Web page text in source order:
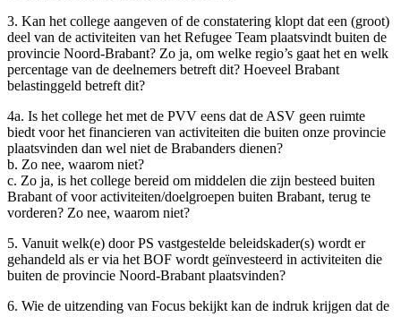
3. Kan het college aangeven of de constatering klopt dat een (groot)
deel van de activiteiten van het Refugee Team plaatsvindt buiten de
provincie Noord-Brabant? Zo ja, om welke regio’s gaat het en welk
percentage van de deelnemers betreft dit? Hoeveel Brabant
belastinggeld betreft dit?
4a. Is het college het met de PVV eens dat de ASV geen ruimte
biedt voor het financieren van activiteiten die buiten onze provincie
plaatsvinden dan wel niet de Brabanders dienen?
b. Zo nee, waarom niet?
c. Zo ja, is het college bereid om middelen die zijn besteed buiten
Brabant of voor activiteiten/doelgroepen buiten Brabant, terug te
vorderen? Zo nee, waarom niet?
5. Vanuit welk(e) door PS vastgestelde beleidskader(s) wordt er
gehandeld als er via het BOF wordt geïnvesteerd in activiteiten die
buiten de provincie Noord-Brabant plaatsvinden?
6. Wie de uitzending van Focus bekijkt kan de indruk krijgen dat de